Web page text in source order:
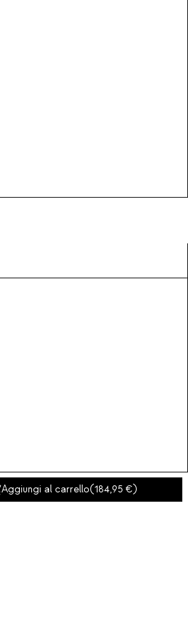
Aggiungi al carrello(184,95 )